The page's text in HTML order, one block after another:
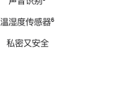
温湿度传感器脚
⁶
私密又安全